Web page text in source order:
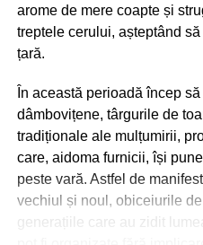
Petrecerea aniversară de
de aquagym, concursuri cu
copiilor, show de majorete,
spectaculoasă lansare de
arome de mere coapte și
treptele cerului, așteptând
țară.
În această perioadă încep
dâmbovițene, târgurile de
tradiționale ale mulțumirii,
care, aidoma furnicii, își
peste vară. Astfel de
vechiul și noul, obiceiurile
generațiile care au zidit